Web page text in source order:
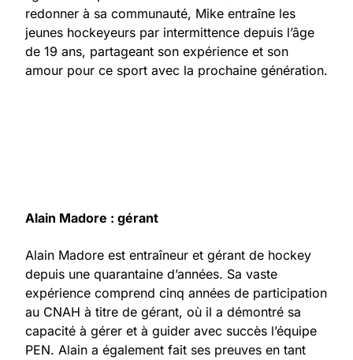
redonner à sa communauté, Mike entraîne les
jeunes hockeyeurs par intermittence depuis l’âge
de 19 ans, partageant son expérience et son
amour pour ce sport avec la prochaine génération.
Alain Madore : gérant
Alain Madore est entraîneur et gérant de hockey
depuis une quarantaine d’années. Sa vaste
expérience comprend cinq années de participation
au CNAH à titre de gérant, où il a démontré sa
capacité à gérer et à guider avec succès l’équipe
PEN. Alain a également fait ses preuves en tant